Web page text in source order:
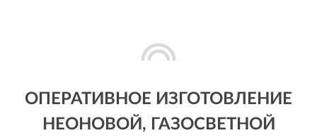
ОПЕРАТИВНОЕ ИЗГОТОВЛЕНИЕ
НЕОНОВОЙ, ГАЗОСВЕТНОЙ